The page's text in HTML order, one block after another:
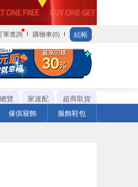
單查詢 購物車(0) 結帳
覽 家速配
超商取貨
傢俱寢飾 服飾鞋包